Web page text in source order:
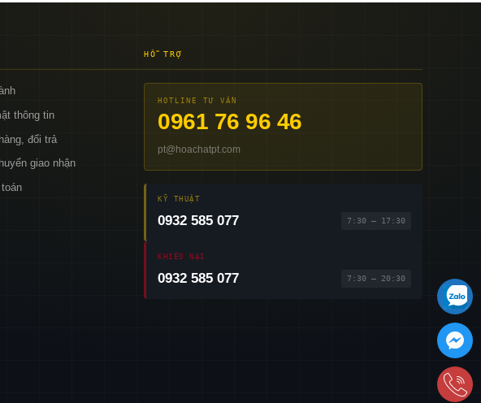
thông tin
đổi trả
giao nhận
HỖ TRỢ
HOTLINE TƯ VẤN
0961 76 96 46
pt@hoachatpt.com
KỸ THUẬT
0932 585 077 7:30 – 17:30
KHIẾU NẠI
0932 585 077 7:30 – 20:30